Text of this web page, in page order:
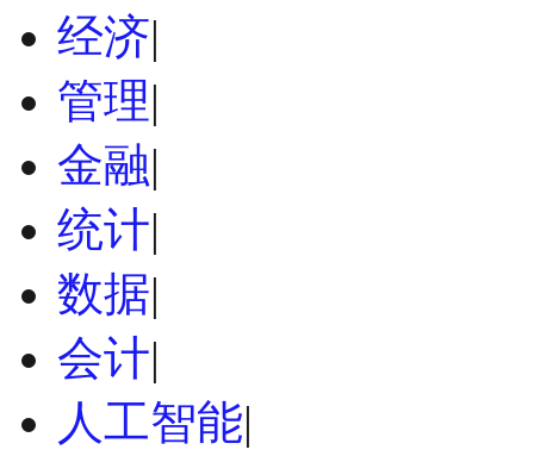
经济|
管理|
金融|
统计|
数据|
会计|
人工智能|